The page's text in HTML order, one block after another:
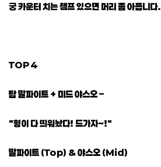
궁 카운터 치는 챔프 있으면 머리 좀 아픕니다.
TOP 4
탑 말파이트 + 미드 야스오 –
"형이 다 띄워놨다! 드가자~!"
말파이트 (Top) & 야스오 (Mid)